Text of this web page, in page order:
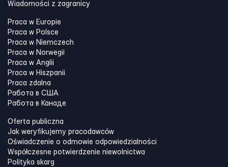
Wiadomości z zagranicy
Praca w Europie
Praca w Polsce
Praca w Niemczech
Praca w Norwegii
Praca w Anglii
Praca w Hiszpanii
Praca zdalna
Работа в США
Работа в Канадe
Oferta publiczna
Jak weryfikujemy pracodawców
Oświadczenie o odmowie odpowiedzialności
Współczesne potwierdzenie niewolnictwa
Polityka skarg